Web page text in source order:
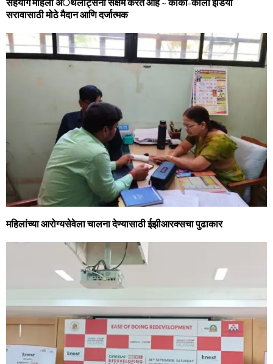
सरावासाठी मोठे मैदान आणि दर्जात्‍म‍क
महिलांच्‍या आरोग्‍यसेवेला चालना देण्‍यासाठी ईझीआरक्‍सचा पुढाकार